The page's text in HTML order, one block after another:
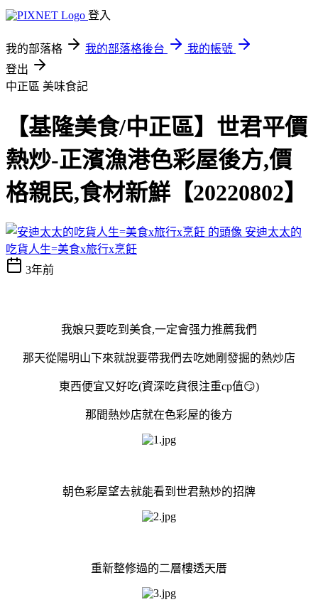
登入
我的部落格 我的部落格後台
我的帳號
登出
中正區 美味食記
【基隆美食/中正區】世君平價
熱炒-正濱漁港色彩屋後方,價
格親民,食材新鮮【20220802】
安迪太太的
吃貨人生=美食x旅行x烹飪
3年前
我娘只要吃到美食,一定會强力推薦我們
那天從陽明山下來就說要帶我們去吃她剛發掘的熱炒店
東西便宜又好吃(資深吃貨很注重cp值😏)
那間熱炒店就在色彩屋的後方
朝色彩屋望去就能看到世君熱炒的招牌
重新整修過的二層樓透天厝